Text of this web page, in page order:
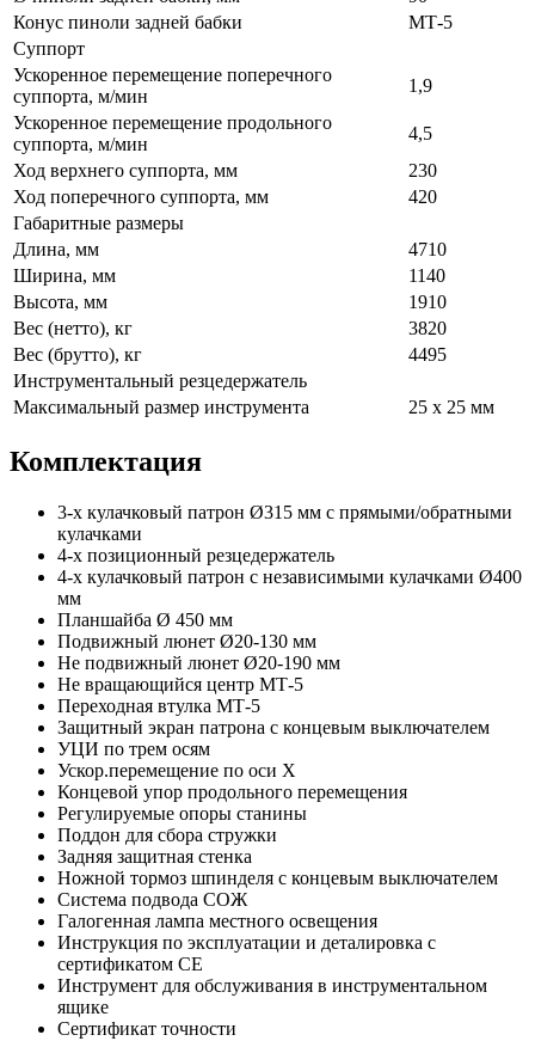
Конус пиноли задней бабки
МТ-5
Суппорт
Ускоренное перемещение поперечного
суппорта, м/мин
1,9
Ускоренное перемещение продольного
суппорта, м/мин
4,5
Ход верхнего суппорта, мм
230
Ход поперечного суппорта, мм
420
Габаритные размеры
Длина, мм
4710
Ширина, мм
1140
Высота, мм
1910
Вес (нетто), кг
3820
Вес (брутто), кг
4495
Инструментальный резцедержатель
Максимальный размер инструмента
25 х 25 мм
Комплектация
3-х кулачковый патрон Ø315 мм с прямыми/обратными
кулачками
4-х позиционный резцедержатель
4-х кулачковый патрон с независимыми кулачками Ø400
мм
Планшайба Ø 450 мм
Подвижный люнет Ø20-130 мм
Не подвижный люнет Ø20-190 мм
Не вращающийся центр МТ-5
Переходная втулка МТ-5
Защитный экран патрона с концевым выключателем
УЦИ по трем осям
Ускор.перемещение по оси Х
Концевой упор продольного перемещения
Регулируемые опоры станины
Поддон для сбора стружки
Задняя защитная стенка
Ножной тормоз шпинделя с концевым выключателем
Система подвода СОЖ
Галогенная лампа местного освещения
Инструкция по эксплуатации и деталировка с
сертификатом СЕ
Инструмент для обслуживания в инструментальном
ящике
Сертификат точности